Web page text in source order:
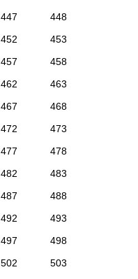
447
448
452
453
457
458
462
463
467
468
472
473
477
478
482
483
487
488
492
493
497
498
502
503